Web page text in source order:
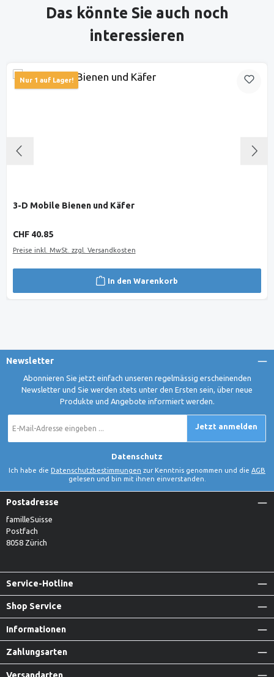
Produktgalerie überspringen
Das könnte Sie auch noch
interessieren
Nur 1 auf Lager!
3-D Mobile Bienen und Käfer
Regulärer Preis:
CHF 40.85
Preise inkl. MwSt. zzgl. Versandkosten
In den Warenkorb
Newsletter
Abonnieren Sie jetzt einfach unseren regelmässig erscheinenden
Newsletter und Sie werden stets unter den Ersten sein, über neue
Produkte und Angebote informiert werden.
Mail-
Jetzt anmelden
Datenschutz
Ich habe die Datenschutzbestimmungen zur Kenntnis genommen und die AGB
gelesen und bin mit ihnen einverstanden.
Postadresse
familleSuisse
Postfach
8058 Zürich
Service-Hotline
Shop Service
Informationen
Zahlungsarten
Versandarten